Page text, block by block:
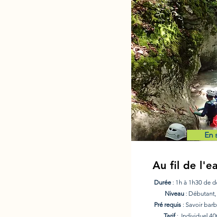
En
Au fil de
Durée: 1h à 1h30 de
Niveau :
Pré requis: Savoir
Tarif : Individuel